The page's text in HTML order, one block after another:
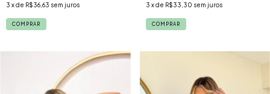
3 x de R$36,63 sem juros
COMPRAR
3 x de R$33,30 sem juros
COMPRAR